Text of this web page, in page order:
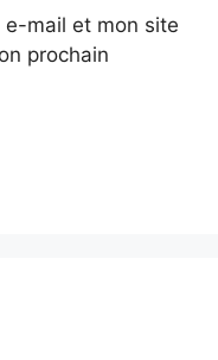
e-mail et mon site
prochain